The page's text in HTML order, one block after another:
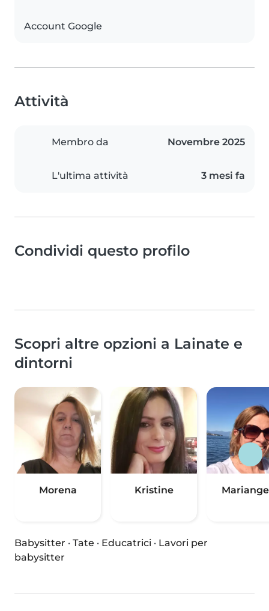
Account Google
Attività
Membro da Novembre 2025
L'ultima attività 3 mesi fa
Condividi questo profilo
Scopri altre opzioni a Lainate e
dintorni
Morena Kristine
Babysitter · Tate · Educatrici · Lavori per
babysitter